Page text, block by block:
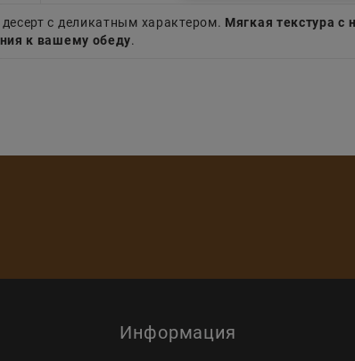
с деликатным характером. Мягкая текстура с
к вашему обеду.
Информация